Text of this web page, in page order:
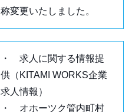
称変更いたしました。
・ 求人に関する情報提
供（KITAMI WORKS企業
求人情報）
・ オホーツク管内町村